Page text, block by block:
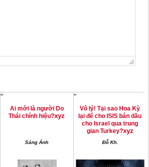
"
Ai mới là người Do
Thái chính hiệu?xyz
Sáng Ánh
"
Vô lý! Tại sao Hoa Kỳ
lại để cho ISIS bán dầu
cho Israel qua trung
gian Turkey?xyz
Đỗ Kh.